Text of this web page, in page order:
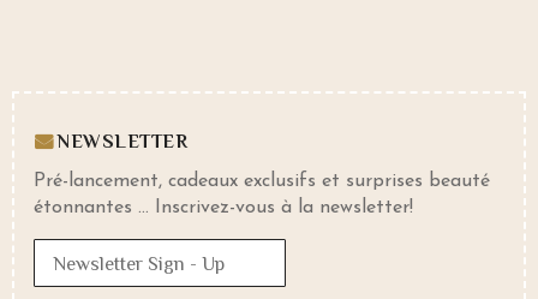
NEWSLETTER
Pré-lancement, cadeaux exclusifs et surprises beauté
étonnantes … Inscrivez-vous à la newsletter!
Newsletter Sign - Up
JOIN OUR NEWSLETTER